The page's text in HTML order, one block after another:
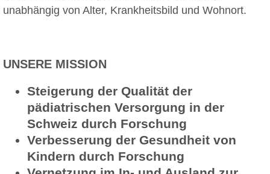
unabhängig von Alter, Krankheitsbild und Wohnort.
UNSERE MISSION
Steigerung der Qualität der
pädiatrischen Versorgung in der
Schweiz durch Forschung
Verbesserung der Gesundheit von
Kindern durch Forschung